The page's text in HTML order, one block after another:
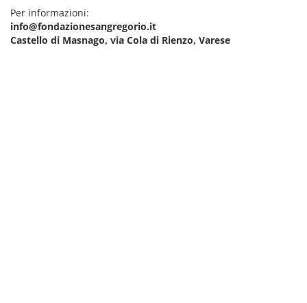
Per informazioni:
info@fondazionesangregorio.it
Castello di Masnago, via Cola di Rienzo, Varese